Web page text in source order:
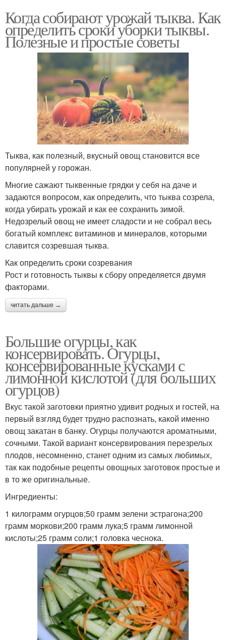
Когда собирают урожай тыква. Как
определить сроки уборки тыквы.
Полезные и простые советы
Тыква, как полезный, вкусный овощ становится все
популярней у горожан.
Многие сажают тыквенные грядки у себя на даче и
задаются вопросом, как определить, что тыква созрела,
когда убирать урожай и как ее сохранить зимой.
Недозрелый овощ не имеет сладости и не собрал весь
богатый комплекс витаминов и минералов, которыми
славится созревшая тыква.
Как определить сроки созревания
Рост и готовность тыквы к сбору определяется двумя
факторами.
читать дальше →
Большие огурцы, как
консервировать. Огурцы,
консервированные кусками с
лимонной кислотой (для больших
огурцов)
Вкус такой заготовки приятно удивит родных и гостей, на
первый взгляд будет трудно распознать, какой именно
овощ закатан в банку. Огурцы получаются ароматными,
сочными. Такой вариант консервирования перезрелых
плодов, несомненно, станет одним из самых любимых,
так как подобные рецепты овощных заготовок простые и
в то же оригинальные.
Ингредиенты:
1 килограмм огурцов;50 грамм зелени эстрагона;200
грамм моркови;200 грамм лука;5 грамм лимонной
кислоты;25 грамм соли;1 головка чеснока.